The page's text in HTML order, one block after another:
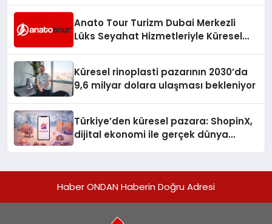
Anato Tour Turizm Dubai Merkezli
Lüks Seyahat Hizmetleriyle Küresel
Küresel rinoplasti pazarının 2030’da
9,6 milyar dolara ulaşması bekleniyor
Türkiye’den küresel pazara: ShopinX,
dijital ekonomi ile gerçek dünya
Haber ONDAN Haberin Doğru Adresi